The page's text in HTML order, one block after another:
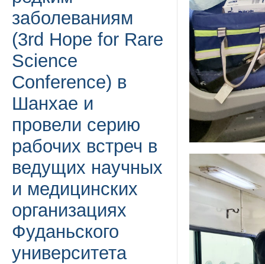
заболеваниям
(3rd Hope for Rare
Science
Conference) в
Шанхае и
провели серию
рабочих встреч в
ведущих научных
и медицинских
организациях
Фуданьского
университета